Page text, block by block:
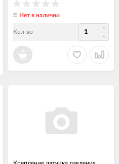
Нет в наличии
Кол-во